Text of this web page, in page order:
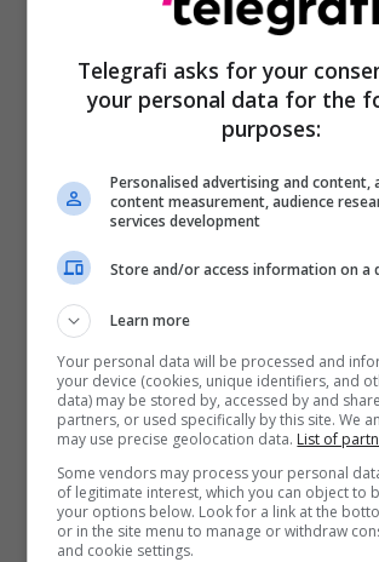
Telegrafi asks for your
your personal data for the
purposes:
Personalised advertising and content,
content measurement, audience
services development
Store and/or access information on a
Learn more
Your personal data will be processed and
your device (cookies, unique identifiers, and
data) may be stored by, accessed by and
partners, or used specifically by this site. We
may use precise geolocation data. List of
Some vendors may process your personal
of legitimate interest, which you can object to
your options below. Look for a link at the
or in the site menu to manage or withdraw
and cookie settings.